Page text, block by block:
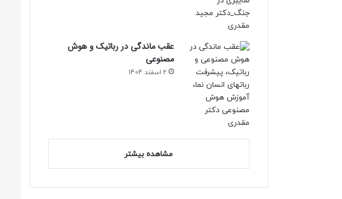
عقب ماندگی در رباتیک و هوش
مصنوعی
2 اسفند 1404
مشاهده بیشتر